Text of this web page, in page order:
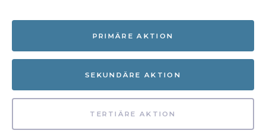
PRIMÄRE AKTION
SEKUNDÄRE AKTION
TERTIÄRE AKTION